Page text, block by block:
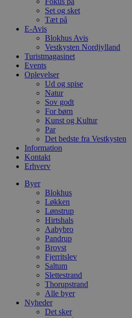
Set og sket
Tæt på
E-Avis
Blokhus Avis
Vestkysten Nordjylland
Turistmagasinet
Events
Oplevelser
Ud og spise
Natur
Sov godt
For børn
Kunst og Kultur
Par
Det bedste fra Vestkysten
Information
Kontakt
Erhverv
Byer
Blokhus
Løkken
Lønstrup
Hirtshals
Aabybro
Pandrup
Brovst
Fjerritslev
Saltum
Slettestrand
Thorupstrand
Alle byer
Nyheder
Det sker